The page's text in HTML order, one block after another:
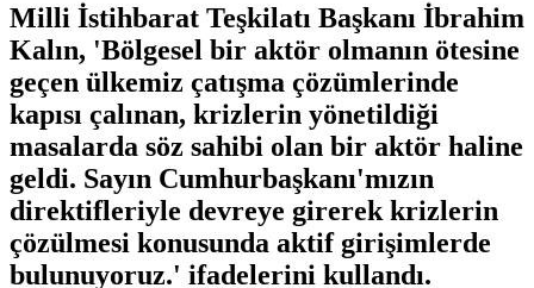
Milli İstihbarat Teşkilatı Başkanı İbrahim
Kalın, 'Bölgesel bir aktör olmanın ötesine
geçen ülkemiz çatışma çözümlerinde
kapısı çalınan, krizlerin yönetildiği
masalarda söz sahibi olan bir aktör haline
geldi. Sayın Cumhurbaşkanı'mızın
direktifleriyle devreye girerek krizlerin
çözülmesi konusunda aktif girişimlerde
bulunuyoruz.' ifadelerini kullandı.